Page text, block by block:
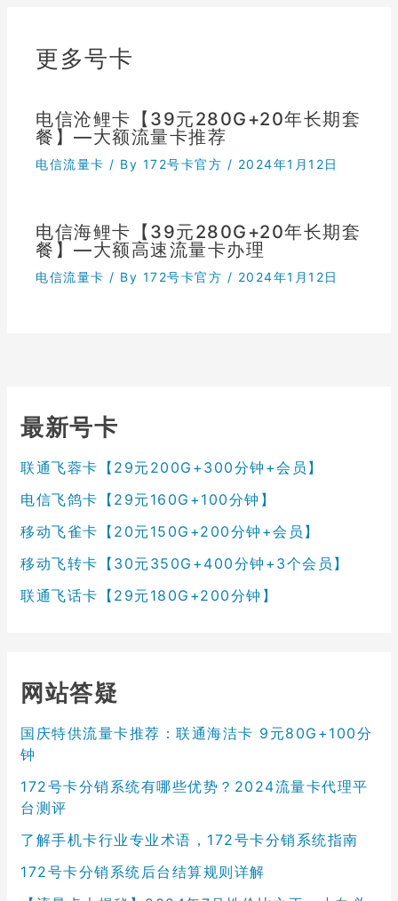
更多号卡
电信沧鲤卡【39元280G+20年长期套
餐】—大额流量卡推荐
电信流量卡 / By 172号卡官方 / 2024年1月12日
电信海鲤卡【39元280G+20年长期套
餐】—大额高速流量卡办理
电信流量卡 / By 172号卡官方 / 2024年1月12日
最新号卡
联通飞蓉卡【29元200G+300分钟+会员】
电信飞鸽卡【29元160G+100分钟】
移动飞雀卡【20元150G+200分钟+会员】
移动飞转卡【30元350G+400分钟+3个会员】
联通飞话卡【29元180G+200分钟】
网站答疑
国庆特供流量卡推荐：联通海洁卡 9元80G+100分
钟
172号卡分销系统有哪些优势？2024流量卡代理平
台测评
了解手机卡行业专业术语，172号卡分销系统指南
172号卡分销系统后台结算规则详解